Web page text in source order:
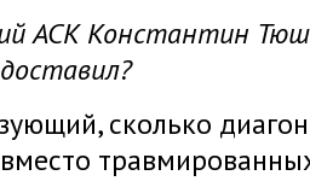
АСК Константин
сколько